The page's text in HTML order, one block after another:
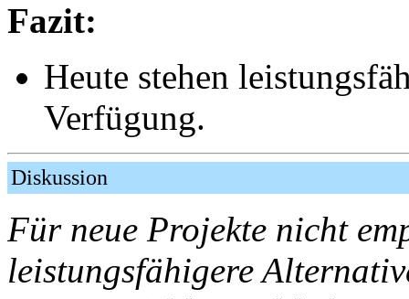
Fazit:
Heute stehen
Verfügung.
Diskussion
Für neue Projekte nicht
leistungsfähigere